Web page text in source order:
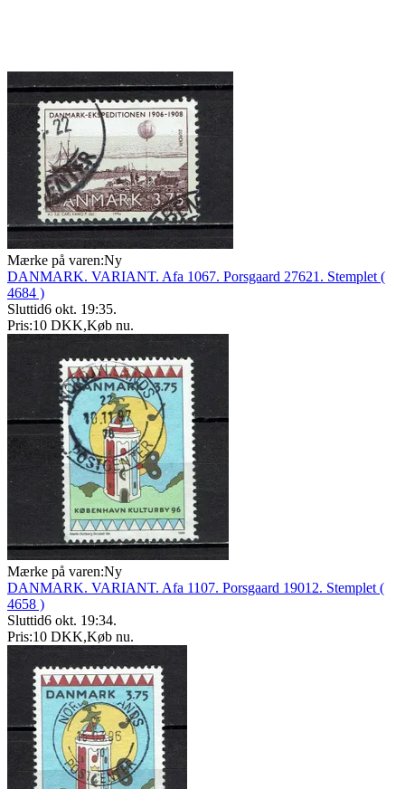
Mærke på varen:Ny
DANMARK. VARIANT. Afa 1067. Porsgaard 27621. Stemplet (
4684 )
Sluttid6 okt. 19:35.
Pris:10 DKK,Køb nu.
Mærke på varen:Ny
DANMARK. VARIANT. Afa 1107. Porsgaard 19012. Stemplet (
4658 )
Sluttid6 okt. 19:34.
Pris:10 DKK,Køb nu.